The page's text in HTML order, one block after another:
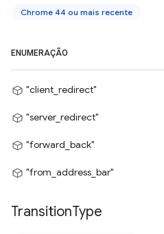
Chrome 44 ou mais recente
ENUMERAÇÃO
"client_redirect"
"server_redirect"
"forward_back"
"from_address_bar"
TransitionType